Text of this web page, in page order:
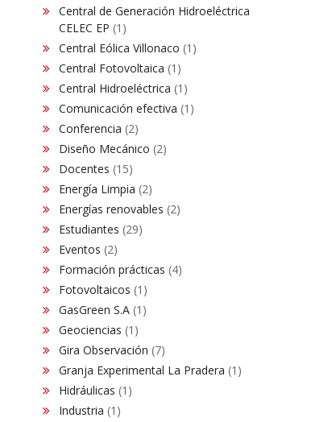
Central de Generación Hidroeléctrica
CELEC EP (1)
Central Eólica Villonaco (1)
Central Fotovoltaica (1)
Central Hidroeléctrica (1)
Comunicación efectiva (1)
Conferencia (2)
Diseño Mecánico (2)
Docentes (15)
Energía Limpia (2)
Energías renovables (2)
Estudiantes (29)
Eventos (2)
Formación prácticas (4)
Fotovoltaicos (1)
GasGreen S.A(1)
Geociencias (1)
Gira Observación (7)
Granja Experimental La Pradera (1)
Hidráulicas (1)
Industria (1)